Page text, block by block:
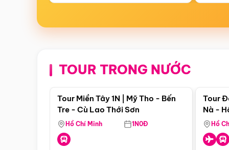
TOUR TRONG NƯỚC
Điểm nổi bật
Tour Miền Tây 1N | Mỹ Tho - Bến
Tre - Cù Lao Thới Sơn
Hồ Chí Minh 1N0Đ
Tour
Nà -
Nha
Hồ